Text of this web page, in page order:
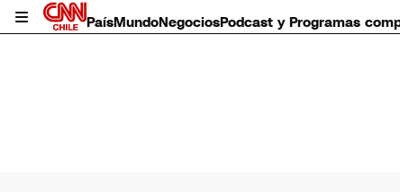
PaísMundoNegociosPodcast y Programas